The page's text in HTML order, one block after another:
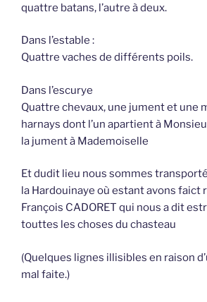
quattre batans, l’autre à deux.
Dans l’estable :
Quattre vaches de différents poils.
Dans l’escurye
Quattre chevaux, une jument et une
harnays dont l’un apartient à
la jument à Mademoiselle
Et dudit lieu nous sommes
la Hardouinaye où estant avons faict
François CADORET qui nous a dit
touttes les choses du chasteau
(Quelques lignes illisibles en raison
mal faite.)